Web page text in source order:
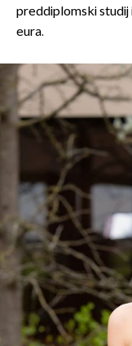
preddiplomski studij
eura.